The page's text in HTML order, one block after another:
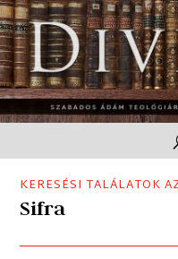
KERESÉSI TALÁLATOK
Sifra